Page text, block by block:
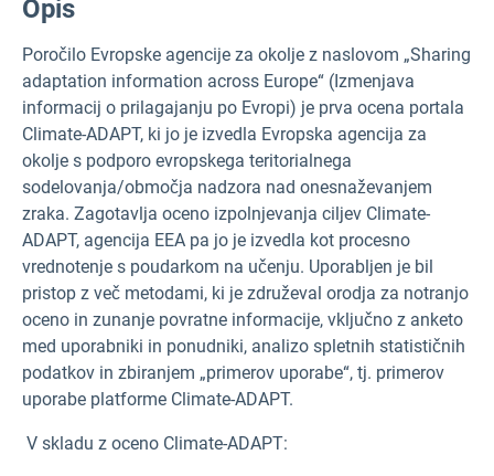
Opis
Poročilo Evropske agencije za okolje z naslovom „Sharing
adaptation information across Europe“ (Izmenjava
informacij o prilagajanju po Evropi) je prva ocena portala
Climate-ADAPT, ki jo je izvedla Evropska agencija za
okolje s podporo evropskega teritorialnega
sodelovanja/območja nadzora nad onesnaževanjem
zraka. Zagotavlja oceno izpolnjevanja ciljev Climate-
ADAPT, agencija EEA pa jo je izvedla kot procesno
vrednotenje s poudarkom na učenju. Uporabljen je bil
pristop z več metodami, ki je združeval orodja za notranjo
oceno in zunanje povratne informacije, vključno z anketo
med uporabniki in ponudniki, analizo spletnih statističnih
podatkov in zbiranjem „primerov uporabe“, tj. primerov
uporabe platforme Climate-ADAPT.
V skladu z oceno Climate-ADAPT: